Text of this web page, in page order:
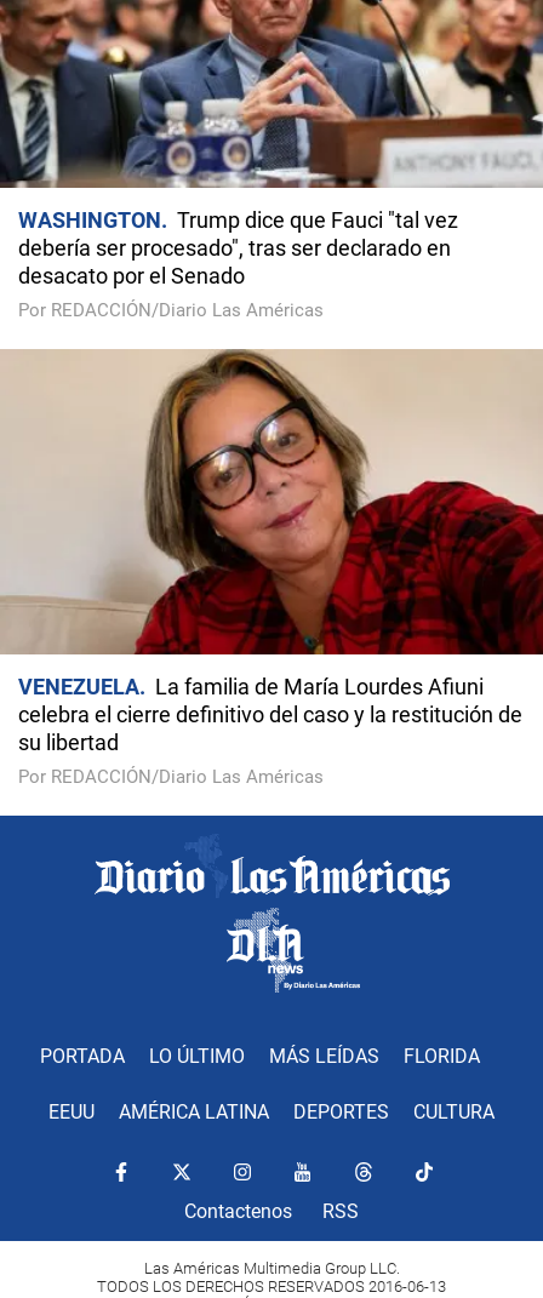
WASHINGTON
Trump dice que Fauci "tal vez
debería ser procesado", tras ser declarado en
desacato por el Senado
Por REDACCIÓN/Diario Las Américas
VENEZUELA
La familia de María Lourdes Afiuni
celebra el cierre definitivo del caso y la restitución de
su libertad
Por REDACCIÓN/Diario Las Américas
PORTADA LO ÚLTIMO MÁS LEÍDAS FLORIDA
EEUU AMÉRICA LATINA DEPORTES CULTURA
Contactenos RSS
Las Américas Multimedia Group LLC.
TODOS LOS DERECHOS RESERVADOS 2016-06-13